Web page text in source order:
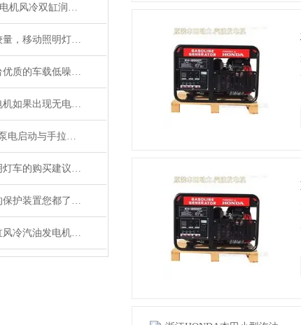
15KW汽油发电机风冷双缸润通动力电压380/220V
与普通灯塔较量，移动照明灯塔优势大揭秘！
如何选购一台优质的车载低噪音发电机
本田汽油发电机如果出现无电压输出的原因分析
6寸柴油机水泵电启动与手拉启动故障排除
手动升降照明灯车的购买建议与注意事项
柴油发电机的保护装置您都了解吗？
如何排除单缸风冷汽油发电机常见故障